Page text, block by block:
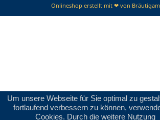
Um unsere Webseite für Sie optimal zu
fortlaufend verbessern zu können,
Cookies. Durch die weitere Nutzung
Onlineshop erstellt mit ❤ von